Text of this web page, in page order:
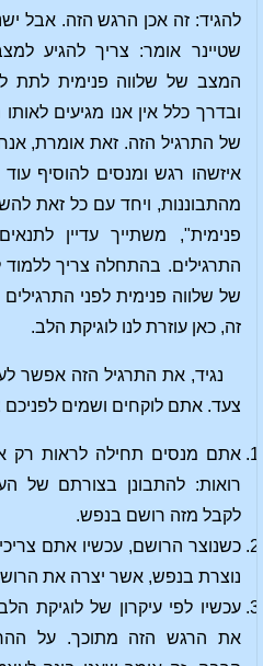
להגיד: זה אכן הרגש הזה. אבל
שטיינר אומר: צריך להגיע
המצב של שלווה פנימית לתת
ובדרך כלל אין אנו מגיעים
של התרגיל הזה. זאת אומרת,
איזשהו רגש ומנסים להוסיף
מהתבוננות, ויחד עם כל זאת
פנימית", משתייך עדיין
התרגילים. בהתחלה צריך
של שלווה פנימית לפני
זה, כאן עוזרת לנו לוגיקת הלב.
נגיד, את התרגיל הזה אפשר
צעד. אתם לוקחים ושמים
אתם מנסים תחילה לראות רק
רואות: להתבונן בצורתם של
לקבל מזה רושם בנפש.
כשנוצר הרושם, עכשיו אתם
נוצרת בנפש, אשר יצרה את
עכשיו לפי עיקרון של לוגיקת
את הרגש הזה מתוכך. על